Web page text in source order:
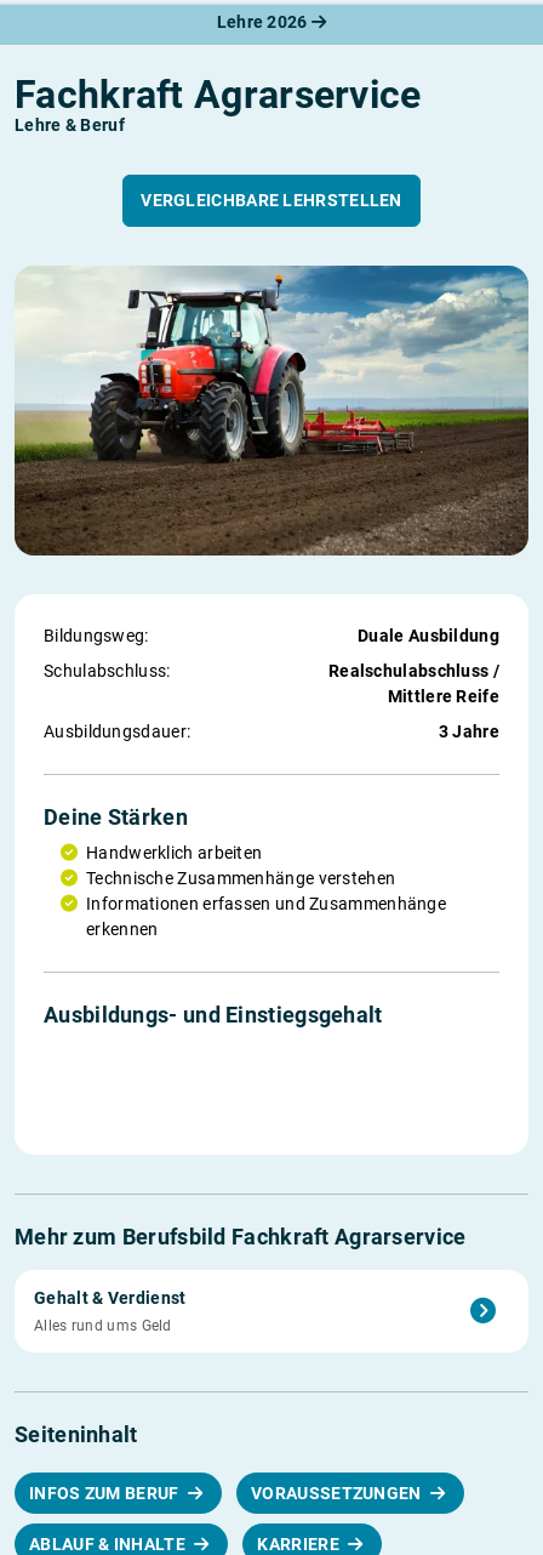
Lehre 2026
Fachkraft Agrarservice
Lehre & Beruf
VERGLEICHBARE LEHRSTELLEN
Bildungsweg:
Duale Ausbildung
Schul­abschluss:
Realschulabschluss /
Mittlere Reife
Ausbildungs­dauer:
3 Jahre
Deine Stärken
Handwerklich arbeiten
Technische Zusammenhänge verstehen
Informationen erfassen und Zusammenhänge
erkennen
Ausbildungs- und Einstiegs­gehalt
775 €
890 €
995 €
Mehr zum Berufsbild Fachkraft Agrarservice
Gehalt & Verdienst
Alles rund ums Geld
Seiteninhalt
INFOS ZUM BERUF VORAUSSETZUNGEN
ABLAUF & INHALTE KARRIERE